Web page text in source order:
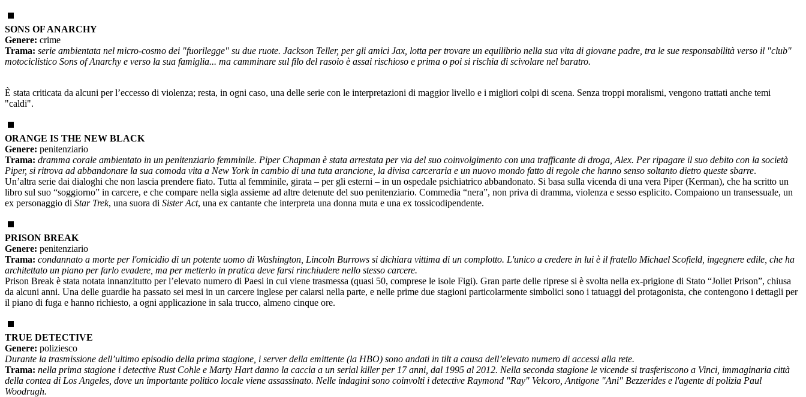
SONS OF ANARCHY
Genere: crime
Trama: serie ambientata nel micro-cosmo dei "fuorilegge" su due ruote. Jackson Teller, per gli amici Jax, lotta per trovare un equilibrio nella sua vita di giovane padre, tra le sue responsabilità verso il "club"
motociclistico Sons of Anarchy e verso la sua famiglia... ma camminare sul filo del rasoio è assai rischioso e prima o poi si rischia di scivolare nel baratro.
È stata criticata da alcuni per l’eccesso di violenza; resta, in ogni caso, una delle serie con le interpretazioni di maggior livello e i migliori colpi di scena. Senza troppi moralismi, vengono trattati anche temi
"caldi".
ORANGE IS THE NEW BLACK
Genere: penitenziario
Trama: dramma corale ambientato in un penitenziario femminile. Piper Chapman è stata arrestata per via del suo coinvolgimento con una trafficante di droga, Alex. Per ripagare il suo debito con la società
Piper, si ritrova ad abbandonare la sua comoda vita a New York in cambio di una tuta arancione, la divisa carceraria e un nuovo mondo fatto di regole che hanno senso soltanto dietro queste sbarre.
Un’altra serie dai dialoghi che non lascia prendere fiato. Tutta al femminile, girata – per gli esterni – in un ospedale psichiatrico abbandonato. Si basa sulla vicenda di una vera Piper (Kerman), che ha scritto un
libro sul suo “soggiorno” in carcere, e che compare nella sigla assieme ad altre detenute del suo penitenziario. Commedia “nera”, non priva di dramma, violenza e sesso esplicito. Compaiono un transessuale, un
ex personaggio di Star Trek, una suora di Sister Act, una ex cantante che interpreta una donna muta e una ex tossicodipendente.
PRISON BREAK
Genere: penitenziario
Trama: condannato a morte per l'omicidio di un potente uomo di Washington, Lincoln Burrows si dichiara vittima di un complotto. L'unico a credere in lui è il fratello Michael Scofield, ingegnere edile, che ha
architettato un piano per farlo evadere, ma per metterlo in pratica deve farsi rinchiudere nello stesso carcere.
Prison Break è stata notata innanzitutto per l’elevato numero di Paesi in cui viene trasmessa (quasi 50, comprese le isole Figi). Gran parte delle riprese si è svolta nella ex-prigione di Stato “Joliet Prison”, chiusa
da alcuni anni. Una delle guardie ha passato sei mesi in un carcere inglese per calarsi nella parte, e nelle prime due stagioni particolarmente simbolici sono i tatuaggi del protagonista, che contengono i dettagli per
il piano di fuga e hanno richiesto, a ogni applicazione in sala trucco, almeno cinque ore.
TRUE DETECTIVE
Genere: poliziesco
Durante la trasmissione dell’ultimo episodio della prima stagione, i server della emittente (la HBO) sono andati in tilt a causa dell’elevato numero di accessi alla rete.
Trama: nella prima stagione i detective Rust Cohle e Marty Hart danno la caccia a un serial killer per 17 anni, dal 1995 al 2012. Nella seconda stagione le vicende si trasferiscono a Vinci, immaginaria città
della contea di Los Angeles, dove un importante politico locale viene assassinato. Nelle indagini sono coinvolti i detective Raymond "Ray" Velcoro, Antigone "Ani" Bezzerides e l'agente di polizia Paul
Woodrugh.